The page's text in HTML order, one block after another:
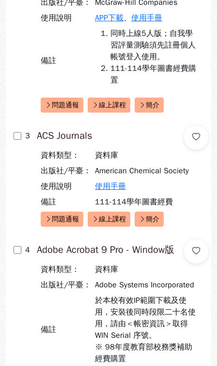
出版社/平臺：
McGraw-Hill Companies
使用說明
APP下載、 使用手冊
備註
同時上線5人版；自我學
習評量測驗須先註冊個人
帳號登入使用。
111-114學年圖書經費購
置
快速連結：
問題通報 線上課程 簡介
3 ACS Journals
資料類型：
資料庫
出版社/平臺：
American Chemical Society
使用說明
使用手冊
備註
111-114學年圖書經費
快速連結：
問題通報 線上課程 簡介
4 Adobe Acrobat 9 Pro - Window版
資料類型：
資料庫
出版社/平臺：
Adobe Systems Incorporated
備註
於本校有效IP範圍下載及使
用，安裝後同時段限二十名使
用，請由＜帳密資訊＞取得
WIN Serial 序號。
※ 98年度教育部校務獎補助
經費購置